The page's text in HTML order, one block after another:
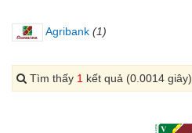
Agribank (1)
Tìm thấy 1 kết quả (0.0014 giây)